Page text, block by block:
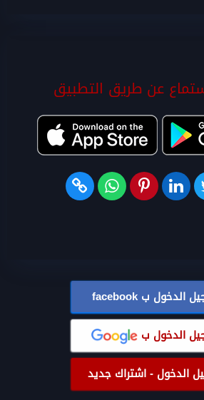
عن طريق التطبيق
الدخول بfacebook
الدخول ب
الدخول - اشتراك جديد